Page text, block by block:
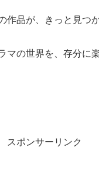
作品が、きっと見つ
マの世界を、存分に
スポンサーリンク